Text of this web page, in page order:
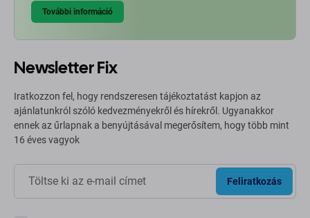
További információ
Newsletter Fix
Iratkozzon fel, hogy rendszeresen tájékoztatást kapjon az
ajánlatunkról szóló kedvezményekről és hírekről. Ugyanakkor
ennek az űrlapnak a benyújtásával megerősítem, hogy több mint
16 éves vagyok
Feliratkozás